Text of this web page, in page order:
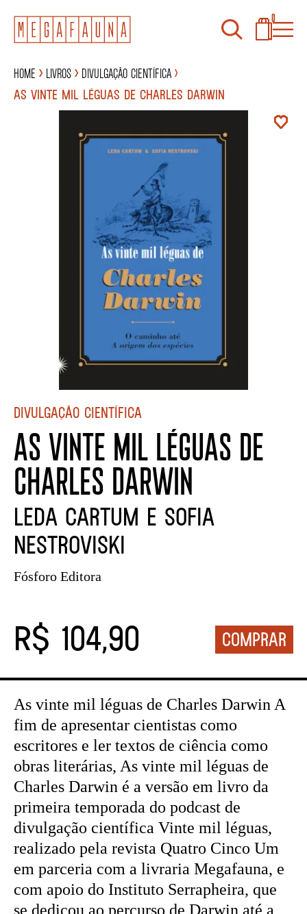
0
Home Livros
Divulgação científica
AS VINTE MIL LÉGUAS DE CHARLES DARWIN
Divulgação científica
AS VINTE MIL LÉGUAS DE
CHARLES DARWIN
Leda Cartum e Sofia
Nestroviski
Fósforo Editora
R$ 104,90
As vinte mil léguas de Charles Darwin A
fim de apresentar cientistas como
escritores e ler textos de ciência como
obras literárias, As vinte mil léguas de
Charles Darwin é a versão em livro da
primeira temporada do podcast de
divulgação científica Vinte mil léguas,
realizado pela revista Quatro Cinco Um
em parceria com a livraria Megafauna, e
com apoio do Instituto Serrapheira, que
se dedicou ao percurso de Darwin até a